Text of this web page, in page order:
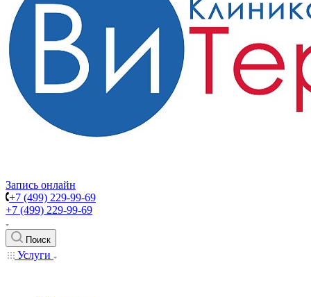
Запись онлайн
+7 (499) 229-99-69
+7 (499) 229-99-69
Поиск
Услуги